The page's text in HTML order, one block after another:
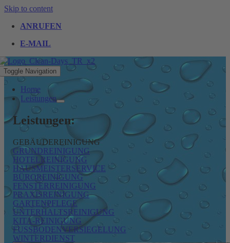
Skip to content
ANRUFEN
E-MAIL
Toggle Navigation
Home
Leistungen
Leistungen:
GEBÄUDEREINIGUNG
GRUNDREINIGUNG
HOTELREINIGUNG
HAUSMEISTERSERVICE
BÜROREINIGUNG
FENSTERREINIGUNG
PRAXISREINIGUNG
GARTENPFLEGE
UNTERHALTSREINIGUNG
KITA-REINIGUNG
FUSSBODENVERSIEGELUNG
WINTERDIENST